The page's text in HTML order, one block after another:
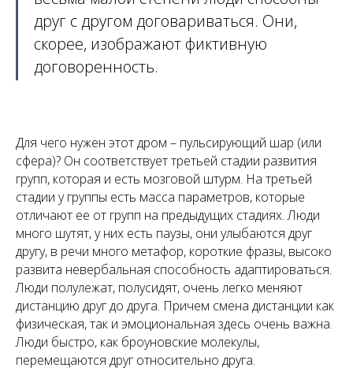
друг с другом договариваться. Они,
скорее, изображают фиктивную
договоренность.
Для чего нужен этот дром – пульсирующий шар (или
сфера)? Он соответствует третьей стадии развития
групп, которая и есть мозговой штурм. На третьей
стадии у группы есть масса параметров, которые
отличают ее от групп на предыдущих стадиях. Люди
много шутят, у них есть паузы, они улыбаются друг
другу, в речи много метафор, короткие фразы, высоко
развита невербальная способность адаптироваться.
Люди полулежат, полусидят, очень легко меняют
дистанцию друг до друга. Причем смена дистанции как
физическая, так и эмоциональная здесь очень важна.
Люди быстро, как броуновские молекулы,
перемещаются друг относительно друга.